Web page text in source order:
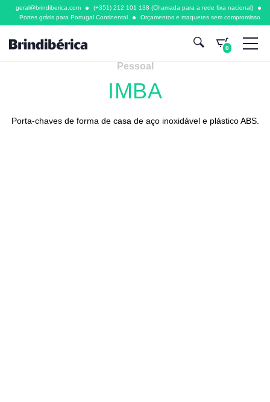
geral@brindiberica.com
(+351) 212 101 138 (Chamada para a rede fixa nacional)
Portes grátis para Portugal Continental
Orçamentos e maquetes sem compromisso
0
Pessoal
IMBA
Porta-chaves de forma de casa de aço inoxidável e plástico ABS.